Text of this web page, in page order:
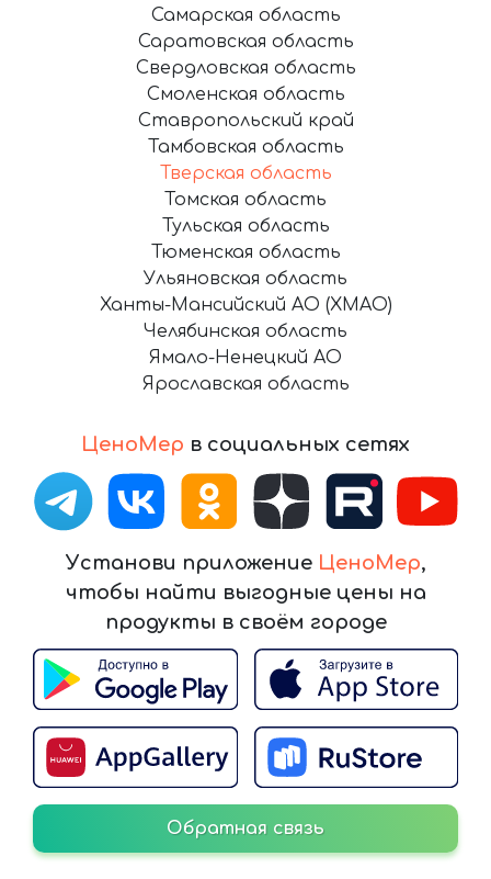
ЦеноМер в социальных сетях
Установи приложение ЦеноМер,
чтобы найти выгодные цены на
продукты в своём городе
Обратная связь
Самарская область
Саратовская область
Свердловская область
Смоленская область
Ставропольский край
Тамбовская область
Тверская область
Томская область
Тульская область
Тюменская область
Ульяновская область
Ханты-Мансийский АО (ХМАО)
Челябинская область
Ямало-Ненецкий АО
Ярославская область